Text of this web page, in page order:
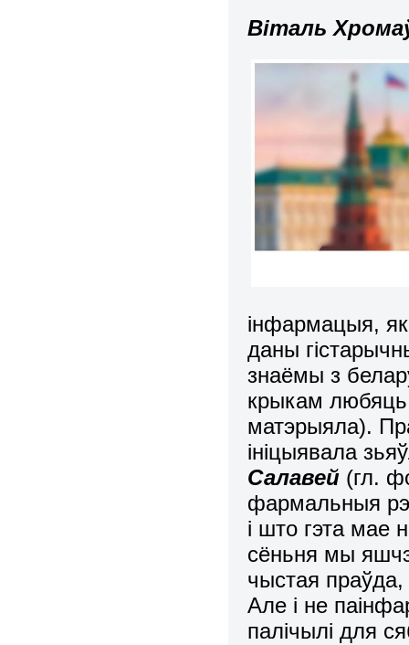
Віталь
інфармацыя,
даны
знаёмы з
крыкам любяць
матэрыяла).
ініцыявала
Салавей (гл.
фармальныя
і што гэта мае
сёньня мы
чыстая
Але і не
палічылі для